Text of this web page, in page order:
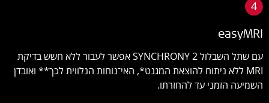
4
easyMRI
עם שתל השבלול SYNCHRONY 2 אפשר לעבור ללא חשש בדיקת
MRI ללא ניתוח להוצאת המגנט*, האי־נוחות הנלווית לכך** ואובדן
השמיעה הזמני עד להחזרתו.